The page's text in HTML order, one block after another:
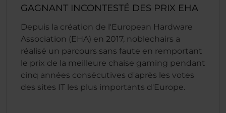
GAGNANT INCONTESTÉ DES PRIX EHA
Depuis la création de l'European Hardware
Association (EHA) en 2017, noblechairs a
réalisé un parcours sans faute en remportant
le prix de la meilleure chaise gaming pendant
cinq années consécutives d'après les votes
des sites IT les plus importants d'Europe.